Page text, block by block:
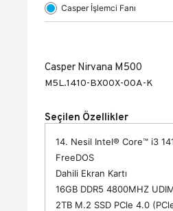
Casper İşlemci Fanı
Casper Nirvana M500
M5L.1410-BX00X-00A-K
Seçilen Özellikler
14. Nesil Intel® Core™ i3
FreeDOS
Dahili Ekran Kartı
16GB DDR5 4800MHZ
2TB M.2 SSD PCle 4.0